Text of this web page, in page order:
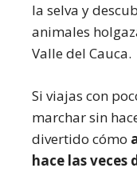
la selva y
animales
Valle del Cauca.
Si viajas con
marchar sin
divertido cómo
hace las